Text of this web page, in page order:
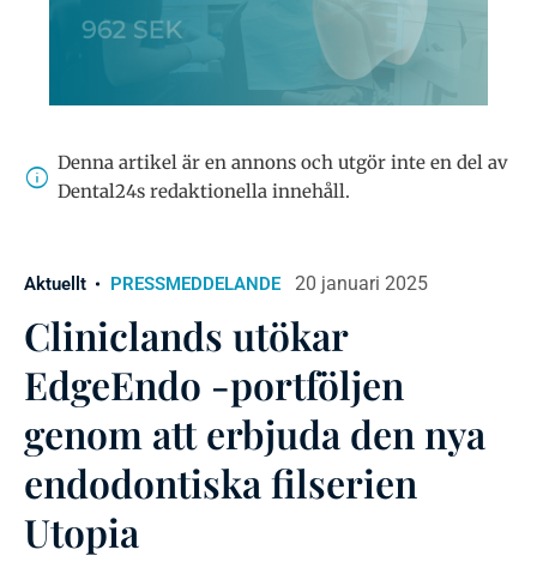
Denna artikel är en annons och utgör inte en del av
Dental24s redaktionella innehåll.
Aktuellt PRESSMEDDELANDE 20 januari 2025
Cliniclands utökar
EdgeEndo -portföljen
genom att erbjuda den nya
endodontiska filserien
Utopia